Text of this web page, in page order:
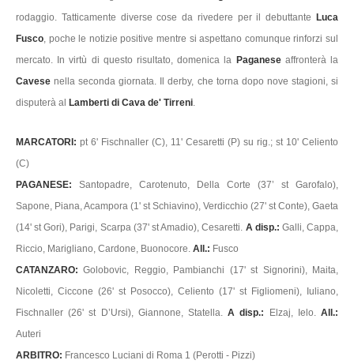
rodaggio. Tatticamente diverse cose da rivedere per il debuttante Luca
Fusco, poche le notizie positive mentre si aspettano comunque rinforzi sul
mercato. In virtù di questo risultato, domenica la Paganese affronterà la
Cavesenella seconda giornata. Il derby, che torna dopo nove stagioni, si
disputerà al Lamberti di Cava de' Tirreni.
MARCATORI: pt 6' Fischnaller (C), 11' Cesaretti (P) su rig.; st 10' Celiento
(C)
PAGANESE: Santopadre, Carotenuto, Della Corte (37’ st Garofalo),
Sapone, Piana, Acampora (1' st Schiavino), Verdicchio (27' st Conte), Gaeta
(14' st Gori), Parigi, Scarpa (37' st Amadio), Cesaretti. A disp.: Galli, Cappa,
Riccio, Marigliano, Cardone, Buonocore. All.: Fusco
CATANZARO: Golobovic, Reggio, Pambianchi (17' st Signorini), Maita,
Nicoletti, Ciccone (26' st Posocco), Celiento (17' st Figliomeni), Iuliano,
Fischnaller (26' st D’Ursi), Giannone, Statella.A disp.: Elzaj, Ielo.All.:
Auteri
ARBITRO: Francesco Luciani di Roma 1 (Perotti - Pizzi)